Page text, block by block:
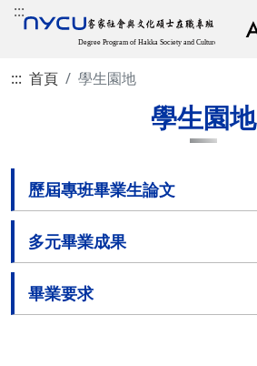
:::
::: 首頁 學生園地
學生園地
歷屆專班畢業生論文
多元畢業成果
畢業要求